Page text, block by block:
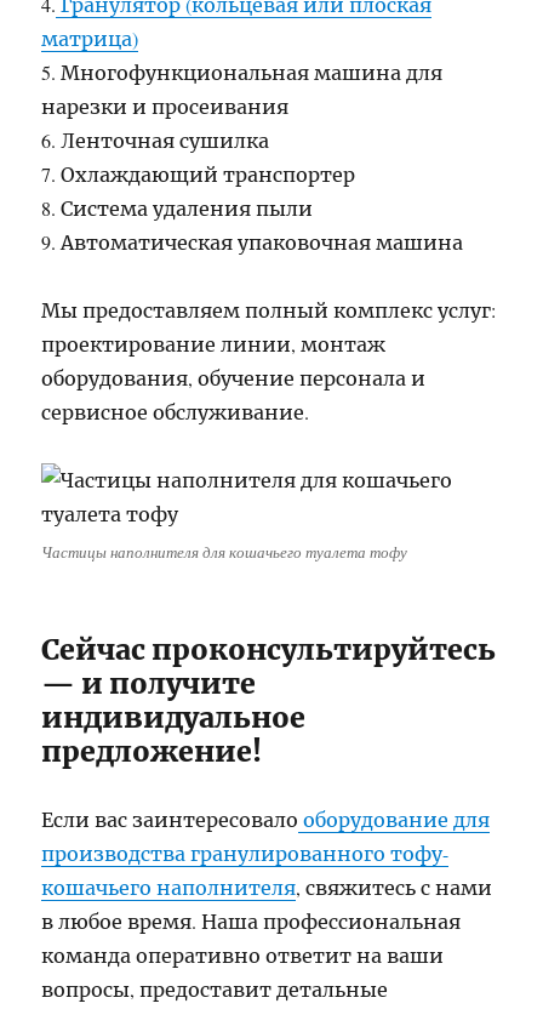
матрица)
5. Многофункциональная машина для
нарезки и просеивания
6. Ленточная сушилка
7. Охлаждающий транспортер
8. Система удаления пыли
9. Автоматическая упаковочная машина
Мы предоставляем полный комплекс услуг:
проектирование линии, монтаж
оборудования, обучение персонала и
сервисное обслуживание.
Частицы наполнителя для кошачьего туалета тофу
Сейчас проконсультируйтесь
— и получите
индивидуальное
предложение!
Если вас заинтересовало оборудование для
производства гранулированного тофу-
кошачьего наполнителя, свяжитесь с нами
в любое время. Наша профессиональная
команда оперативно ответит на ваши
вопросы, предоставит детальные